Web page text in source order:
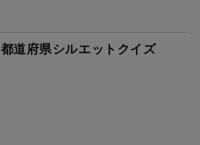
都道府県シルエットクイズ